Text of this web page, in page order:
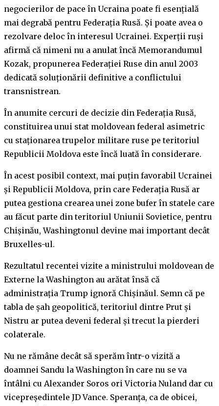
negocierilor de pace în Ucraina poate fi esențială
mai degrabă pentru Federația Rusă. Și poate avea o
rezolvare deloc în interesul Ucrainei. Experții ruși
afirmă că nimeni nu a anulat încă Memorandumul
Kozak, propunerea Federației Ruse din anul 2003
dedicată soluționării definitive a conflictului
transnistrean.
În anumite cercuri de decizie din Federația Rusă,
constituirea unui stat moldovean federal asimetric
cu staționarea trupelor militare ruse pe teritoriul
Republicii Moldova este încă luată în considerare.
În acest posibil context, mai puțin favorabil Ucrainei
și Republicii Moldova, prin care Federația Rusă ar
putea gestiona crearea unei zone bufer în statele care
au făcut parte din teritoriul Uniunii Sovietice, pentru
Chișinău, Washingtonul devine mai important decât
Bruxelles-ul.
Rezultatul recentei vizite a ministrului moldovean de
Externe la Washington au arătat însă că
administrația Trump ignoră Chișinăul. Semn că pe
tabla de șah geopolitică, teritoriul dintre Prut și
Nistru ar putea deveni federal și trecut la pierderi
colaterale.
Nu ne rămâne decât să sperăm într-o vizită a
doamnei Sandu la Washington în care nu se va
întâlni cu Alexander Soros ori Victoria Nuland dar cu
vicepreședintele JD Vance. Speranța, ca de obicei,